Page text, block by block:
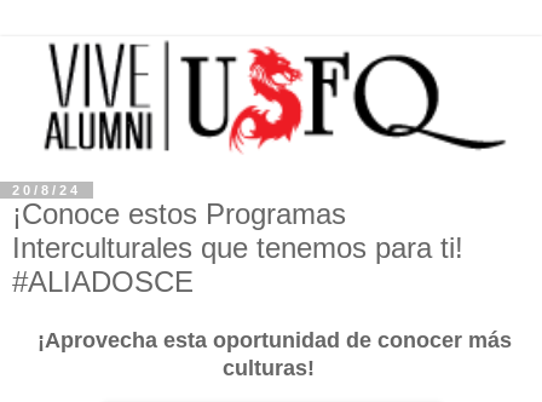
20/8/24
¡Conoce estos Programas
Interculturales que tenemos para ti!
#ALIADOSCE
¡Aprovecha esta oportunidad de conocer más
culturas!